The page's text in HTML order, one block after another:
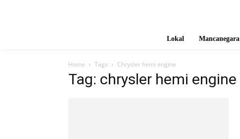
Lokal Mancanegara
Home Tags Chrysler hemi engine
Tag: chrysler hemi engine